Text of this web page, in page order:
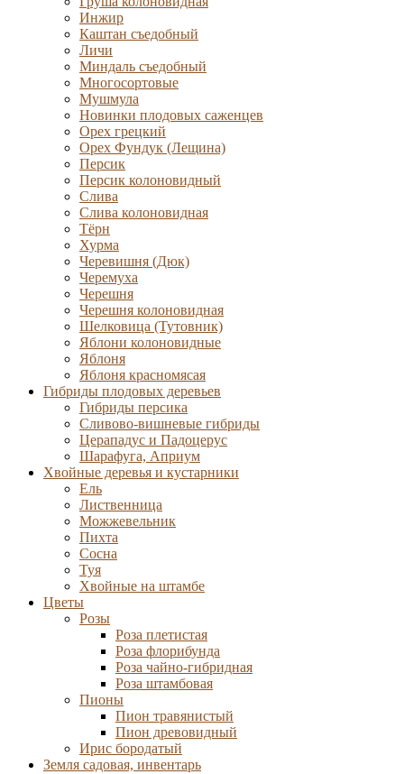
Инжир
Каштан съедобный
Личи
Миндаль съедобный
Многосортовые
Мушмула
Новинки плодовых саженцев
Орех грецкий
Орех Фундук (Лещина)
Персик
Персик колоновидный
Слива
Слива колоновидная
Тёрн
Хурма
Черевишня (Дюк)
Черемуха
Черешня
Черешня колоновидная
Шелковица (Тутовник)
Яблони колоновидные
Яблоня
Яблоня красномясая
Гибриды плодовых деревьев
Гибриды персика
Сливово-вишневые гибриды
Церападус и Падоцерус
Шарафуга, Априум
Хвойные деревья и кустарники
Ель
Лиственница
Можжевельник
Пихта
Сосна
Туя
Хвойные на штамбе
Цветы
Розы
Роза плетистая
Роза флорибунда
Роза чайно-гибридная
Роза штамбовая
Пионы
Пион травянистый
Пион древовидный
Ирис бородатый
Земля садовая, инвентарь